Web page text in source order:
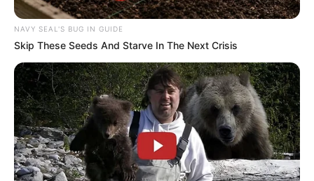
News
ΤΑ ΠΙΟ ΔΗΜΟΦΙΛΗ
NAVY SEAL'S BUG IN GUIDE
Skip These Seeds And Starve In The Next Crisis